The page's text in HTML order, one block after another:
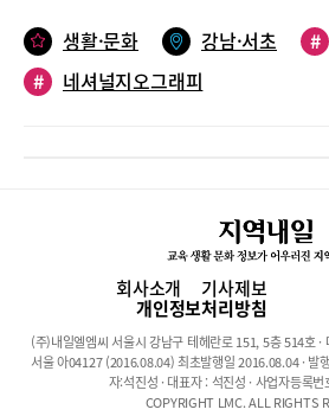
름다운 자연과 함께 공존해 나가야할지에
운 여름철 자녀들과 함께 시원한 미술관 나
해볼 수 있을 것이다.사람과 자연, 환경, 그
저서 <창백한 푸른 점>에서 영감을 받아
행성인 지구를 우리 스스로가 지켜야 한다
갖고 기획되었다고 한다. 전시회 포스터
‘오스트리아의 얼음 동굴’이라는 작품은
표정의 ‘생각하는 사자’, 경이로운 풍광을
호를 건너는 말과 기수’와 ‘대장정을 준비
들이 감동을 자아낸다.5개의 존(Zone)으
생활·문화 강남·서초 #
#
네셔널지오그래피
회사소개 기사제보
개인정보처리방침
(주)내일엘엠씨 서울시 강남구 테헤란로 151, 5층 514호
서울 아04127 (2016.08.04) 최초발행일 2016.08.04 · 발
자:석진성 · 대표자 : 석진성 · 사업자등록
COPYRIGHT LMC. ALL RIGHTS